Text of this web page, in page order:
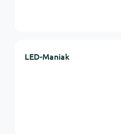
LED-Maniak